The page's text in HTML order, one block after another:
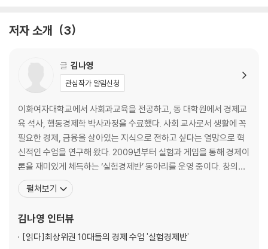
홉스: 왕의 권력은 사회와의 약속에 의해 부여된다
로크: 사유 재산권을 위해 사회 계약을 맺다
루소: 개인과 개인이 속한 공동체 간에 사회 계약을 맺다
2. 시민혁명 이후 이룩된 근대 사회의 모습은?
개인의 자유를 최대한 보장하라
최소한 인간답게 살 권리는 보장하라
경제는 초기 자본주의, 정치는 야경국가
3장. 법이 보호하는 우리의 권리
1. 자유권과 사회권
자유권: 날 내버려둬
저자 소개 3
글 김나영
관심작가 알림신청
이화여자대학교에서 사회과교육을 전공하고, 동 대학원에서 경제교
육 석사, 행동경제학 박사과정을 수료했다. 사회 교사로서 생활에 꼭
필요한 경제, 금융을 살아있는 지식으로 전하고 싶다는 열망으로 혁
신적인 수업을 연구해 왔다. 2009년부터 실험과 게임을 통해 경제이
론을 재미있게 체득하는 ‘실험경제반’ 동아리를 운영 중이다. 창의적
인 수업방식과 성과를 인정받아 2024년 금융의 날 대통령표창, 202
4년 및 2019년 대한민국경제교육 대상 ‘경제교육단체협의회 회장
I), 기획재정부, 금융감독원, 교육부, 한국교육개발원(K
펼쳐보기
김나영 인터뷰
[읽다]최상위권 10대들의 경제 수업 '실험경제반'